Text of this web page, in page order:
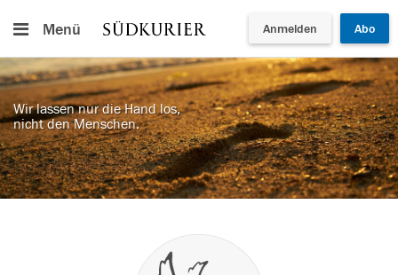
Menü Anmelden Abo
Wir lassen nur die Hand los,
nicht den Menschen.